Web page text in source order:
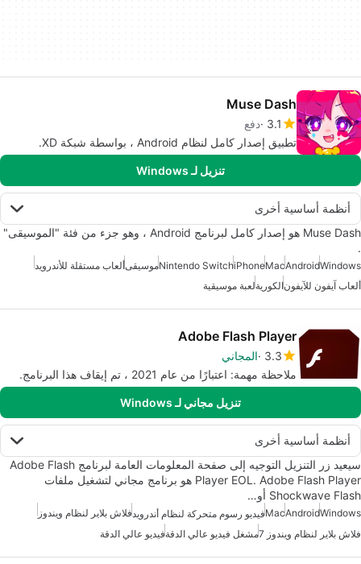
Muse Dash
3.1 دفع
تطبيق إصدار كامل لنظام Android ، بواسطة شبكة XD.
تنزيل لـ Windows
أنظمة أساسية أخرى
Muse Dash هو إصدار كامل لبرنامج Android ، وهو جزء من فئة "الموسيقى"
.
Windows
Android
Mac
iPhone
Nintendo Switchموسيقىألعاب مستقلة للأندرويد
ألعاب آيفون للآيفونالكوريةلعبة موسيقية
Adobe Flash Player
3.3 المجاني
ملاحظة مهمة: اعتبارًا من عام 2021 ، تم إيقاف هذا البرنامج.
تنزيل مجاني لـ Windows
أنظمة أساسية أخرى
سيعيد زر التنزيل التوجيه إلى صفحة المعلومات العامة لبرنامج Adobe Flash
Player EOL. Adobe Flash Player هو برنامج مجاني لتشغيل ملفات
Shockwave Flash أو…
Windows
Android
Macفيديو رسوم متحركة لنظام أندرويدفلاش بلاير لنظام ويندوز
فلاش بلاير لنظام ويندوز 7
مشغل فيديو عالي الدقةفيديو عالي الدقة